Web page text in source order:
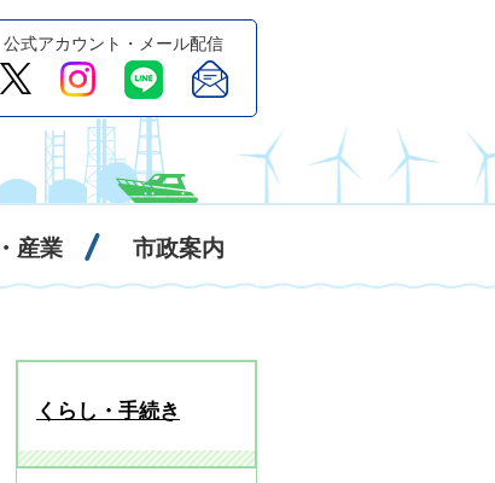
公式アカウント・メール配信
産業 市政案内
くらし・手続き